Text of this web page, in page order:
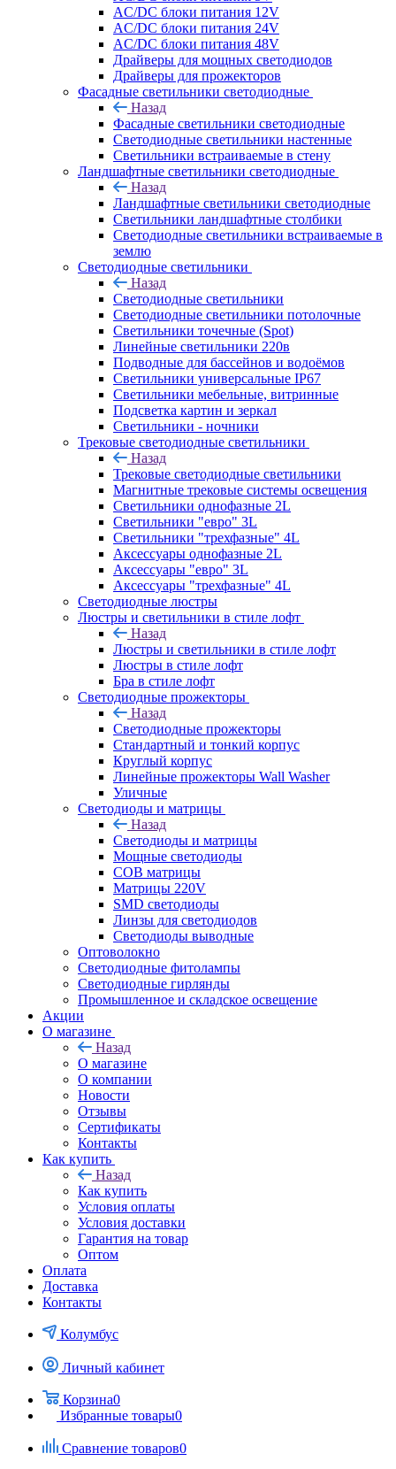
AC/DC блоки питания 12V
AC/DC блоки питания 24V
AC/DC блоки питания 48V
Драйверы для мощных светодиодов
Драйверы для прожекторов
Фасадные светильники светодиодные
Назад
Фасадные светильники светодиодные
Светодиодные светильники настенные
Светильники встраиваемые в стену
Ландшафтные светильники светодиодные
Назад
Ландшафтные светильники светодиодные
Светильники ландшафтные столбики
Светодиодные светильники встраиваемые в
землю
Светодиодные светильники
Назад
Светодиодные светильники
Светодиодные светильники потолочные
Светильники точечные (Spot)
Линейные светильники 220в
Подводные для бассейнов и водоёмов
Светильники универсальные IP67
Светильники мебельные, витринные
Подсветка картин и зеркал
Светильники - ночники
Трековые светодиодные светильники
Назад
Трековые светодиодные светильники
Магнитные трековые системы освещения
Светильники однофазные 2L
Светильники "евро" 3L
Светильники "трехфазные" 4L
Аксессуары однофазные 2L
Аксессуары "евро" 3L
Аксессуары "трехфазные" 4L
Светодиодные люстры
Люстры и светильники в стиле лофт
Назад
Люстры и светильники в стиле лофт
Люстры в стиле лофт
Бра в стиле лофт
Светодиодные прожекторы
Назад
Светодиодные прожекторы
Стандартный и тонкий корпус
Круглый корпус
Линейные прожекторы Wall Washer
Уличные
Светодиоды и матрицы
Назад
Светодиоды и матрицы
Мощные светодиоды
COB матрицы
Матрицы 220V
SMD светодиоды
Линзы для светодиодов
Светодиоды выводные
Оптоволокно
Светодиодные фитолампы
Светодиодные гирлянды
Промышленное и складское освещение
Акции
О магазине
Назад
О магазине
О компании
Новости
Отзывы
Сертификаты
Контакты
Как купить
Назад
Как купить
Условия оплаты
Условия доставки
Гарантия на товар
Оптом
Оплата
Доставка
Контакты
Колумбус
Личный кабинет
Корзина0
Избранные товары0
Сравнение товаров0